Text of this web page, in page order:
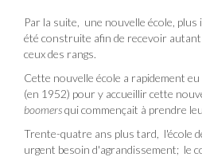
Par la suite, une nouvelle école, plus
été construite afin de recevoir autant
ceux des rangs.
Cette nouvelle école a rapidement
(en 1952) pour y accueillir cette
boomersqui commençait à prendre
Trente-quatre ans plus tard, l'école
urgent besoin d'agrandissement; le